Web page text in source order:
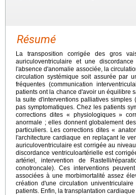
Résumé
La transposition corrigée des gros
auriculoventriculaire et une
l'absence d'anomalie associée, la
circulation systémique soit assurée par
fréquentes (communication
patients ont la chance d'avoir un équilibre
la suite d'interventions palliatives simples
pas symptomatiques. Chez les patients
corrections dites « physiologiques »
anormale ; elles donnent globalement
particuliers. Les corrections dites «
l'architecture cardiaque en replaçant le
auriculoventriculaire est corrigée au
discordance ventriculoartérielle est
artériel, intervention de Rastelli/
conotroncale). Ces interventions
associées à une morbimortalité assez
création d'une circulation
patients. Enfin, la transplantation